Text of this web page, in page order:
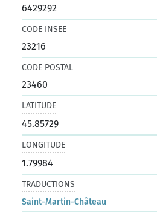
6429292
CODE INSEE
23216
CODE POSTAL
23460
LATITUDE
45.85729
LONGITUDE
1.79984
TRADUCTIONS
Saint-Martin-Château